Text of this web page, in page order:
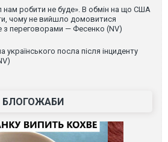
нам робити не буде». В обмін на що США
чому не вийшло домовитися
з переговорами — Фесенко (NV)
українського посла після інциденту
БЛОГОЖАБИ